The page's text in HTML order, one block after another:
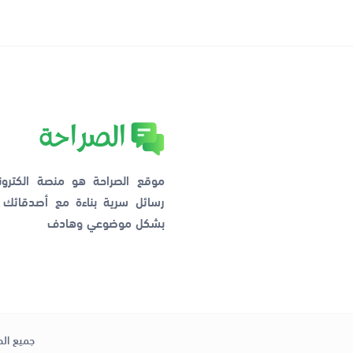
موقع الصراحة هو منصة
رسائل سرية بناءة مع
بشكل موضوعي وهادف
جميع